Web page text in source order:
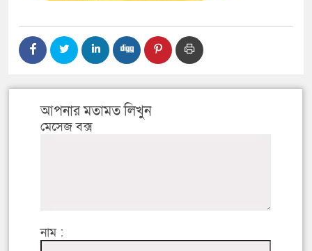
আপনার মতামত লিখুন
মেসেজ বক্স
নাম :